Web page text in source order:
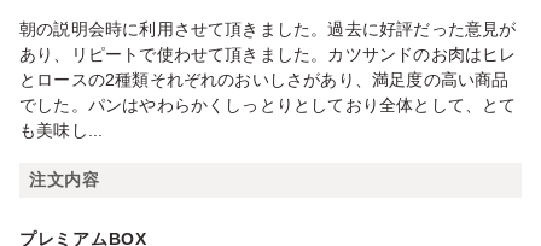
朝の説明会時に利用させて頂きました。過去に好評だった意見が
あり、リピートで使わせて頂きました。カツサンドのお肉はヒレ
とロースの2種類それぞれのおいしさがあり、満足度の高い商品
でした。パンはやわらかくしっとりとしており全体として、とて
も美味し...
注文内容
プレミアムBOX